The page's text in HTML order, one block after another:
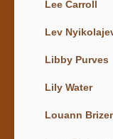
Lee Carroll
Lev
Libby Purves
Lily Water
Louann